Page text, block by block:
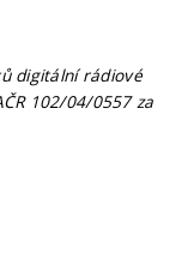
digitální rádiové
102/04/0557 za